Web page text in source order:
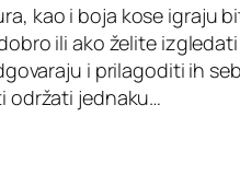
kao i boja kose igraju
ili ako želite
i prilagoditi ih
održati jednaku…